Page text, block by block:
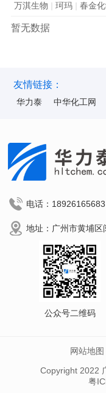
万淇生物 珂玛 春金
西卡
凯星
科慕化学
暂无数据
友情链接：
华力泰 中华化工网
电话：18926165683
地址：广州市黄埔区
公众号二维码
网站地图
Copyright 2022
粤